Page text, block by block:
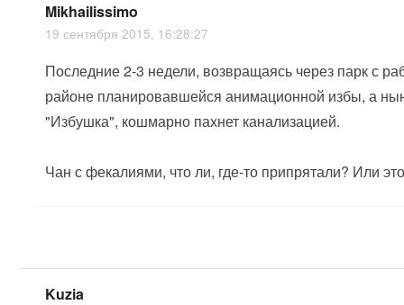
Mikhailissimo
19 сентября 2015, 16:28:27
Последние 2-3 недели, возвращаясь через парк с
районе планировавшейся анимационной избы, а
"Избушка", кошмарно пахнет канализацией.
Чан с фекалиями, что ли, где-то припрятали? Или
Kuzia